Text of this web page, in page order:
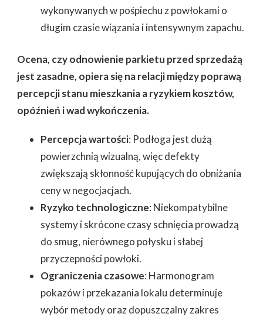
wykonywanych w pośpiechu z powłokami o
długim czasie wiązania i intensywnym zapachu.
Ocena, czy odnowienie parkietu przed sprzedażą
jest zasadne, opiera się na relacji między poprawą
percepcji stanu mieszkania a ryzykiem kosztów,
opóźnień i wad wykończenia.
Percepcja wartości: Podłoga jest dużą
powierzchnią wizualną, więc defekty
zwiększają skłonność kupujących do obniżania
ceny w negocjacjach.
Ryzyko technologiczne: Niekompatybilne
systemy i skrócone czasy schnięcia prowadzą
do smug, nierównego połysku i słabej
przyczepności powłoki.
Ograniczenia czasowe: Harmonogram
pokazów i przekazania lokalu determinuje
wybór metody oraz dopuszczalny zakres